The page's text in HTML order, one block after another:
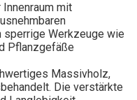
mit
sperrige Werkzeuge wie
Pflanzgefäße
Massivholz,
Die verstärkte